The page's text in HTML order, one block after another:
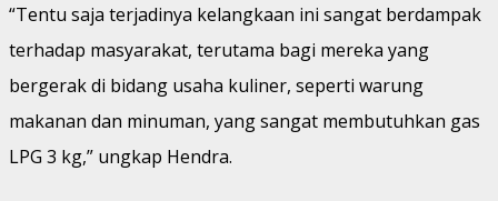
“Tentu saja terjadinya kelangkaan ini sangat berdampak
terhadap masyarakat, terutama bagi mereka yang
bergerak di bidang usaha kuliner, seperti warung
makanan dan minuman, yang sangat membutuhkan gas
LPG 3 kg,” ungkap Hendra.